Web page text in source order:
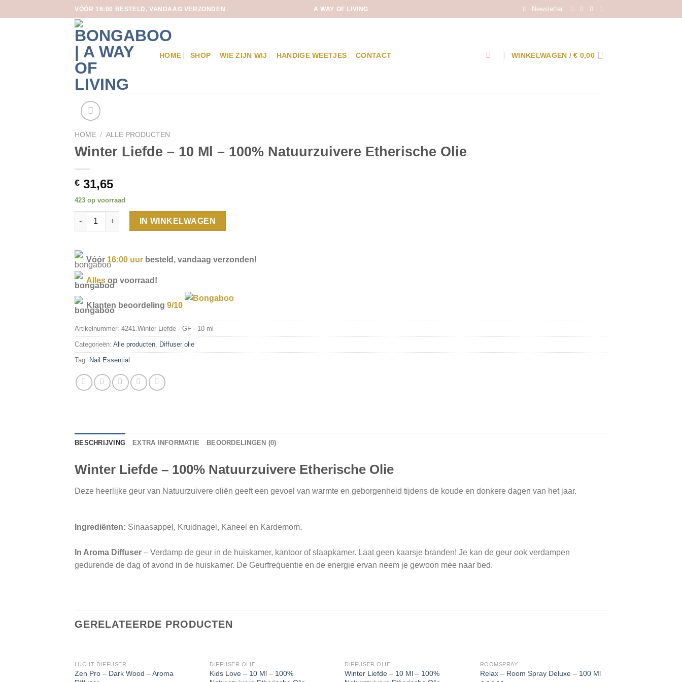
to
VÓÓR 16:00 BESTELD, VANDAAG VERZONDEN A WAY OF LIVING Newsletter
HOME SHOP WIE ZIJN WIJ HANDIGE WEETJES CONTACT WINKELWAGEN /€ 0,00
HOME / ALLE PRODUCTEN
Winter Liefde – 10 Ml – 100% Natuurzuivere Etherische Olie
€ 31,65
423 op voorraad
Winter Liefde - 10 Ml - 100% Natuurzuivere Etherische Olie aantal
IN WINKELWAGEN
Vóór 16:00 uur besteld, vandaag verzonden!
Alles op voorraad!
Klanten beoordeling 9/10
Artikelnummer: 4241.Winter Liefde - GF - 10 ml
Categorieën: Alle producten Diffuser olie
Tag: Nail Essential
BESCHRIJVING EXTRA INFORMATIE BEOORDELINGEN (0)
Winter Liefde – 100% Natuurzuivere Etherische Olie
Deze heerlijke geur van Natuurzuivere oliën geeft een gevoel van warmte en geborgenheid tijdens de koude en donkere dagen van het jaar.
Ingrediënten: Sinaasappel, Kruidnagel, Kaneel en Kardemom.
In Aroma Diffuser – Verdamp de geur in de huiskamer, kantoor of slaapkamer. Laat geen kaarsje branden! Je kan de geur ook verdampen
gedurende de dag of avond in de huiskamer. De Geurfrequentie en de energie ervan neem je gewoon mee naar bed.
GERELATEERDE PRODUCTEN
LUCHT DIFFUSER
Zen Pro – Dark Wood – Aroma
DIFFUSER OLIE
Kids Love – 10 Ml – 100%
DIFFUSER OLIE
Winter Liefde – 10 Ml – 100%
ROOMSPRAY
Relax – Room Spray Deluxe – 100 Ml